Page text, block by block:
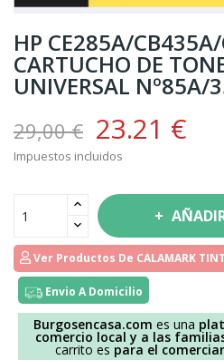
HP CE285A/
CARTUCHO DE
UNIVERSAL Nº85A/
29,00 € 23.21 €
Impuestos incluidos
Ver Productos De CALAMARK
Envio A Domicilio
Burgosencasa.com es una
comercio local y a las
carrito es para el